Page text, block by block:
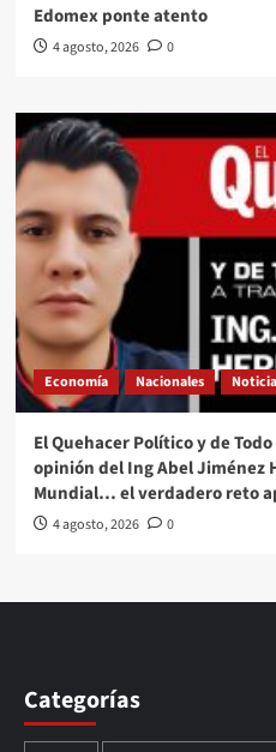
Edomex ponte atento
4 agosto, 2026 0
Economía Nacionales
El Quehacer Político y de
opinión del Ing Abel Jiménez
Mundial… el verdadero reto
4 agosto, 2026 0
Categorías